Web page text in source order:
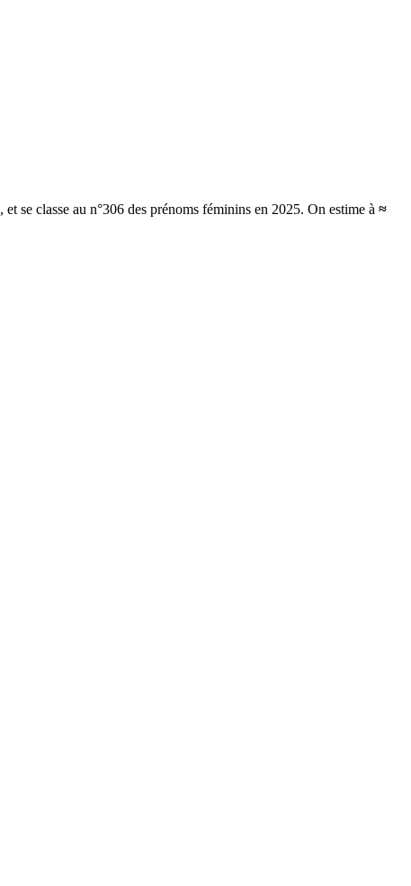
, et se classe au n°306 des prénoms féminins en 2025. On estime à ≈